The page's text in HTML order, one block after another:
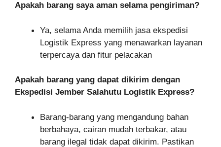
Apakah barang saya aman selama pengiriman?
Ya, selama Anda memilih jasa ekspedisi
Logistik Express yang menawarkan layanan
terpercaya dan fitur pelacakan
Apakah barang yang dapat dikirim dengan
Ekspedisi Jember Salahutu Logistik Express?
Barang-barang yang mengandung bahan
berbahaya, cairan mudah terbakar, atau
barang ilegal tidak dapat dikirim. Pastikan